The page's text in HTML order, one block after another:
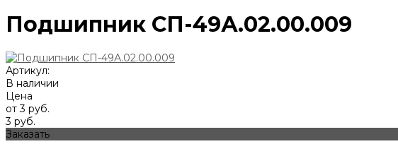
Подшипник СП-49А.02.00.009
Артикул:
В наличии
Цена
от 3 руб.
3 руб.
Заказать